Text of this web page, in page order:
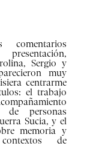
comentarios
Sergio y
muy
centrarme
el trabajo
de personas
Sucia, y el
memoria y
de